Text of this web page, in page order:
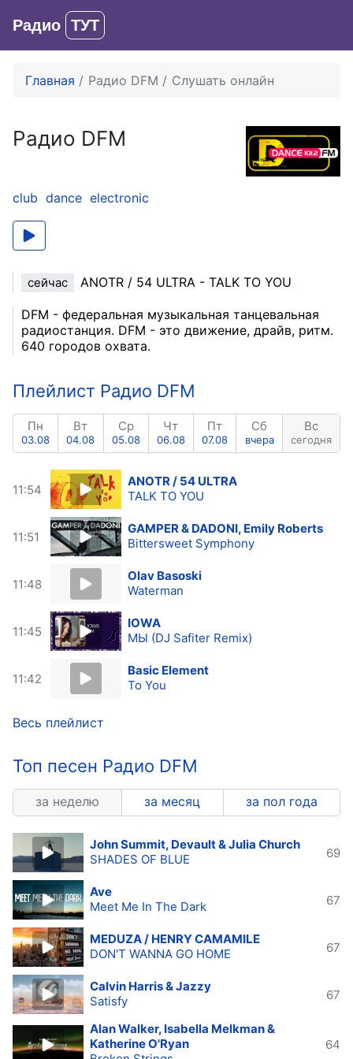
Радио ТУТ
Главная Радио DFM Слушать онлайн
Радио DFM
club dance electronic
сейчас ANOTR / 54 ULTRA - TALK TO YOU
DFM - федеральная музыкальная танцевальная
радиостанция. DFM - это движение, драйв, ритм.
640 городов охвата.
Плейлист Радио DFM
Пн
03.08
Вт
04.08
Ср
05.08
Чт
06.08
Пт
07.08
Сб
вчера
Вс
сегодня
11:54
ANOTR / 54 ULTRA
TALK TO YOU
11:51
GAMPER & DADONI, Emily Roberts
Bittersweet Symphony
11:48
Olav Basoski
Waterman
11:45
IOWA
МЫ (DJ Safiter Remix)
11:42
Basic Element
To You
Весь плейлист
Топ песен Радио DFM
за неделю за месяц за пол года
John Summit, Devault & Julia Church
SHADES OF BLUE
69
Ave
Meet Me In The Dark
67
MEDUZA / HENRY CAMAMILE
DON'T WANNA GO HOME
67
Calvin Harris & Jazzy
Satisfy
67
Alan Walker, Isabella Melkman &
Katherine O'Ryan
64